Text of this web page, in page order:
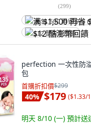
(299)
满 $1,500 再省 $75 (
$12 酷澎幣回饋
perfection 一次性防
包
首購折扣價$299
40% $179 ($1.33/
明天 8/10 (一) 預計送